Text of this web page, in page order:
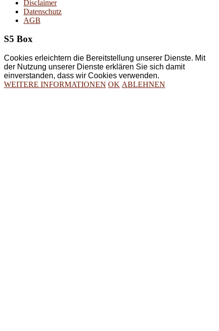
Disclaimer
Datenschutz
AGB
S5 Box
Cookies erleichtern die Bereitstellung unserer Dienste. Mit
der Nutzung unserer Dienste erklären Sie sich damit
einverstanden, dass wir Cookies verwenden.
WEITERE INFORMATIONEN OK ABLEHNEN